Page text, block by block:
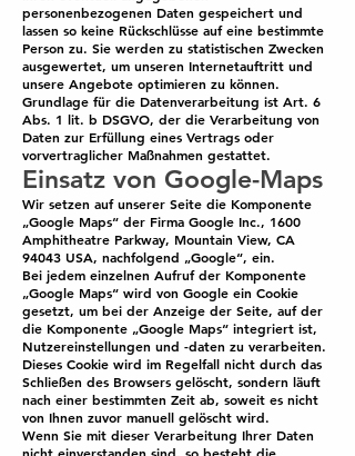
personenbezogenen Daten gespeichert und
lassen so keine Rückschlüsse auf eine bestimmte
Person zu. Sie werden zu statistischen Zwecken
ausgewertet, um unseren Internetauftritt und
unsere Angebote optimieren zu können.
Grundlage für die Datenverarbeitung ist Art. 6
Abs. 1 lit. b DSGVO, der die Verarbeitung von
Daten zur Erfüllung eines Vertrags oder
vorvertraglicher Maßnahmen gestattet.
Einsatz von Google-Maps
Wir setzen auf unserer Seite die Komponente
„Google Maps“ der Firma Google Inc., 1600
Amphitheatre Parkway, Mountain View, CA
94043 USA, nachfolgend „Google“, ein.
Bei jedem einzelnen Aufruf der Komponente
„Google Maps“ wird von Google ein Cookie
gesetzt, um bei der Anzeige der Seite, auf der
die Komponente „Google Maps“ integriert ist,
Nutzereinstellungen und -daten zu verarbeiten.
Dieses Cookie wird im Regelfall nicht durch das
Schließen des Browsers gelöscht, sondern läuft
nach einer bestimmten Zeit ab, soweit es nicht
von Ihnen zuvor manuell gelöscht wird.
Wenn Sie mit dieser Verarbeitung Ihrer Daten